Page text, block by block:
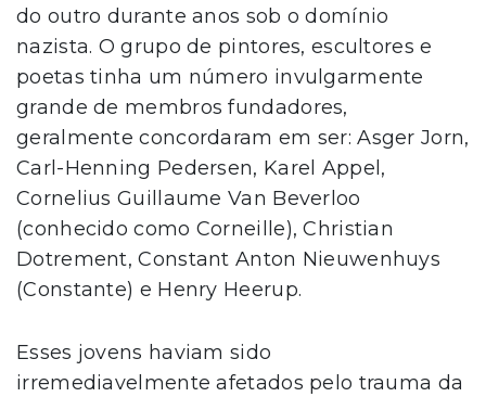
do outro durante anos sob o domínio
nazista. O grupo de pintores, escultores e
poetas tinha um número invulgarmente
grande de membros fundadores,
geralmente concordaram em ser: Asger Jorn,
Carl-Henning Pedersen, Karel Appel,
Cornelius Guillaume Van Beverloo
(conhecido como Corneille), Christian
Dotrement, Constant Anton Nieuwenhuys
(Constante) e Henry Heerup.
Esses jovens haviam sido
irremediavelmente afetados pelo trauma da